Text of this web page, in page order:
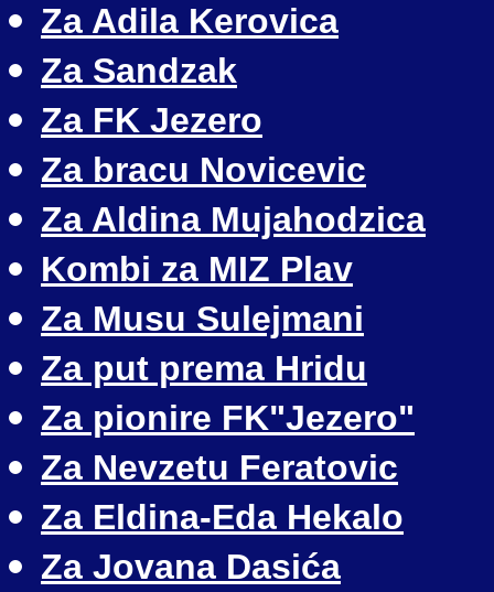
Za Adila Kerovica
Za Sandzak
Za FK Jezero
Za bracu Novicevic
Za Aldina Mujahodzica
Kombi za MIZ Plav
Za Musu Sulejmani
Za put prema Hridu
Za pionire FK"Jezero"
Za Nevzetu Feratovic
Za Eldina-Eda Hekalo
Za Jovana Dasića